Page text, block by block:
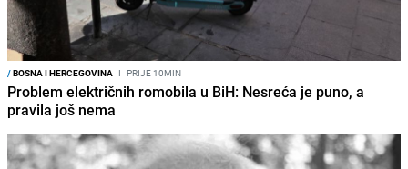
/BOSNA I HERCEGOVINA I PRIJE 10MIN
Problem električnih romobila u BiH: Nesreća je puno, a
pravila još nema